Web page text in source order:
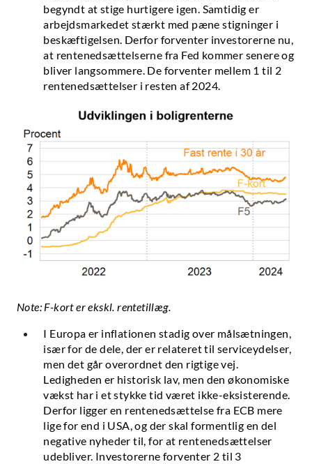
begyndt at stige hurtigere igen. Samtidig er
arbejdsmarkedet stærkt med pæne stigninger i
beskæftigelsen. Derfor forventer investorerne nu,
at rentenedsættelserne fra Fed kommer senere og
bliver langsommere. De forventer mellem 1 til 2
rentenedsættelser i resten af 2024.
Note: F-kort er ekskl. rentetillæg.
I Europa er inflationen stadig over målsætningen,
især for de dele, der er relateret til serviceydelser,
men det går overordnet den rigtige vej.
Ledigheden er historisk lav, men den økonomiske
vækst har i et stykke tid været ikke-eksisterende.
Derfor ligger en rentenedsættelse fra ECB mere
lige for end i USA, og der skal formentlig en del
negative nyheder til, for at rentenedsættelser
udebliver. Investorerne forventer 2 til 3